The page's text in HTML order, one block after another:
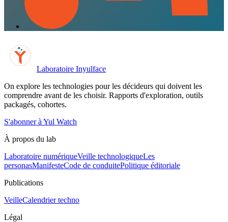
Laboratoire Inyulface
On explore les technologies pour les décideurs qui doivent les
comprendre avant de les choisir. Rapports d'exploration, outils
packagés, cohortes.
S'abonner à Yul Watch
À propos du lab
Laboratoire numériqueVeille technologiqueLes
personasManifesteCode de conduitePolitique éditoriale
Publications
VeilleCalendrier techno
Légal